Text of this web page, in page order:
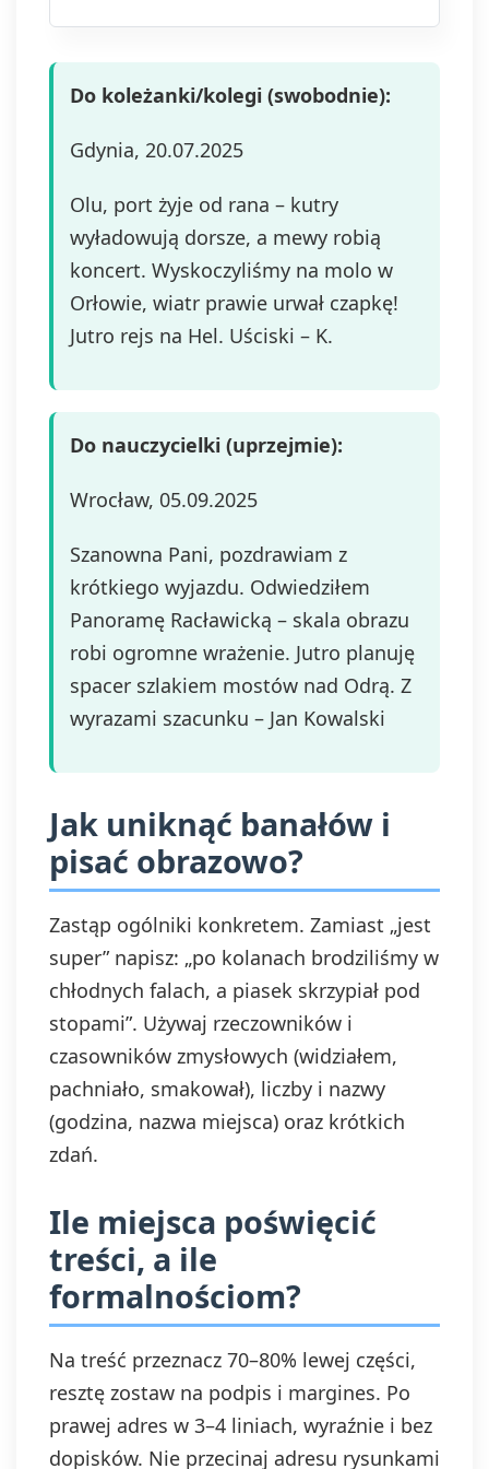
swoją zgodę w dowolnym momencie,
przetwarzania, którego dokonano na
wycofaniem. Wycofanie zgody jest
możliwe poprzez kontakt z
Administratorem na adres e-mail:
admin@dyktanda.pllub naciśniecie
się w wiadomościach e-mail od nas.
Do koleżanki/kolegi (swobodnie):
Gdynia, 20.07.2025
Olu, port żyje od rana – kutry
wyładowują dorsze, a mewy robią
koncert. Wyskoczyliśmy na molo w
Orłowie, wiatr prawie urwał czapkę!
Jutro rejs na Hel. Uściski – K.
Do nauczycielki (uprzejmie):
Wrocław, 05.09.2025
Szanowna Pani, pozdrawiam z
krótkiego wyjazdu. Odwiedziłem
Panoramę Racławicką – skala obrazu
robi ogromne wrażenie. Jutro planuję
spacer szlakiem mostów nad Odrą. Z
wyrazami szacunku – Jan Kowalski
Jak uniknąć banałów i
pisać obrazowo?
Zastąp ogólniki konkretem. Zamiast „jest
super” napisz: „po kolanach brodziliśmy w
chłodnych falach, a piasek skrzypiał pod
stopami”. Używaj rzeczowników i
czasowników zmysłowych (widziałem,
pachniało, smakował), liczby i nazwy
(godzina, nazwa miejsca) oraz krótkich
zdań.
Ile miejsca poświęcić
treści, a ile
formalnościom?
Na treść przeznacz 70–80% lewej części,
resztę zostaw na podpis i margines. Po
prawej adres w 3–4 liniach, wyraźnie i bez
dopisków. Nie przecinaj adresu rysunkami